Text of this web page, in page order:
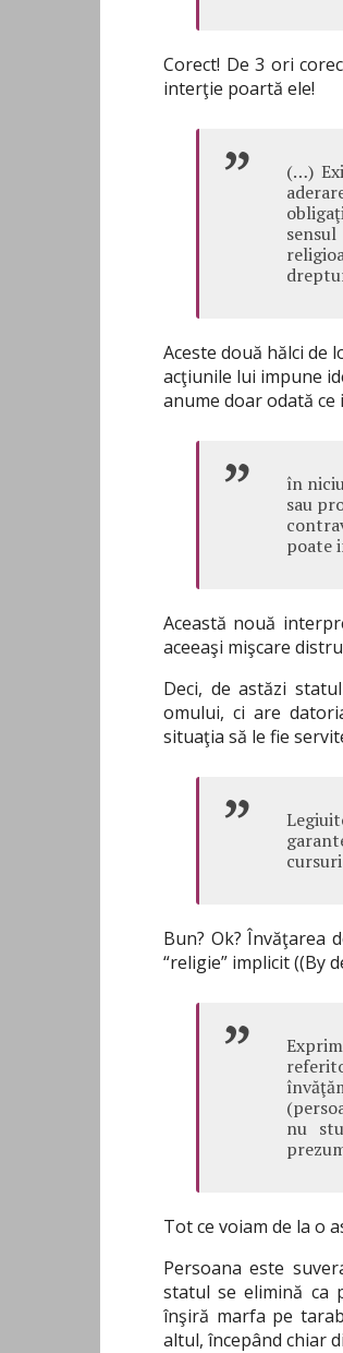
Corect! De 3 ori
interţie poartă ele!
(…)
Aceste două hălci de
acţiunile lui impune
anume doar odată
în
sau
poate
Această nouă
aceeaşi mişcare
Deci, de astăzi
omului, ci are
situaţia să le fie
Bun? Ok? Învăţarea
“religie” implicit ((By
nu
Tot ce voiam de la o
Persoana este
statul se elimină ca
înşiră marfa pe
altul, începând chiar